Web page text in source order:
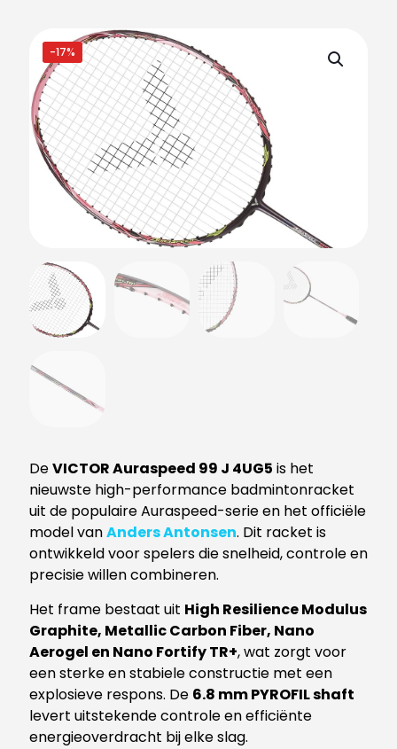
-17%
DeVICTOR Auraspeed 99 J 4UG5 is het
nieuwste high-performance badmintonracket
uit de populaire Auraspeed-serie en het officiële
model vanAnders Antonsen. Dit racket is
ontwikkeld voor spelers die snelheid, controle en
precisie willen combineren.
Het frame bestaat uit High Resilience Modulus
Graphite, Metallic Carbon Fiber, Nano
Aerogel en Nano Fortify TR+, wat zorgt voor
een sterke en stabiele constructie met een
explosieve respons. De 6.8 mm PYROFIL shaft
levert uitstekende controle en efficiënte
energieoverdracht bij elke slag.